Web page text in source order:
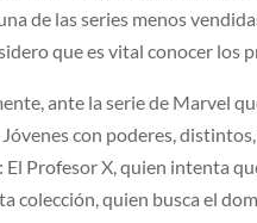
de las series menos
que es vital conocer los
ante la serie de Marvel
Jóvenes con poderes,
Profesor X, quien intenta
colección, quien busca el